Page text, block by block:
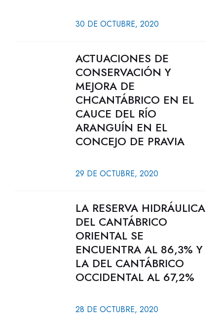
30 DE OCTUBRE, 2020
ACTUACIONES DE
CONSERVACIÓN Y
MEJORA DE
CHCANTÁBRICO EN EL
CAUCE DEL RÍO
ARANGUÍN EN EL
CONCEJO DE PRAVIA
29 DE OCTUBRE, 2020
LA RESERVA HIDRÁULICA
DEL CANTÁBRICO
ORIENTAL SE
ENCUENTRA AL 86,3% Y
LA DEL CANTÁBRICO
OCCIDENTAL AL 67,2%
28 DE OCTUBRE, 2020